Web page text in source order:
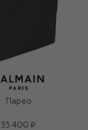
Парео
35 400 ₽